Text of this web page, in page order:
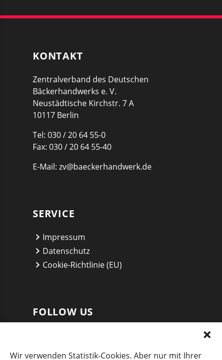
Wir verwenden Statistik-Cookies. Aber nur mit Ihrer
KONTAKT
Zentralverband des Deutschen
Bäckerhandwerks e. V.
Neustädtische Kirchstr. 7 A
10117 Berlin
Tel: 030 / 20 64 55-0
Fax: 030 / 20 64 55-40
E-Mail: zv@baeckerhandwerk.de
SERVICE
Impressum
Datenschutz
Cookie-Richtlinie (EU)
FOLLOW US